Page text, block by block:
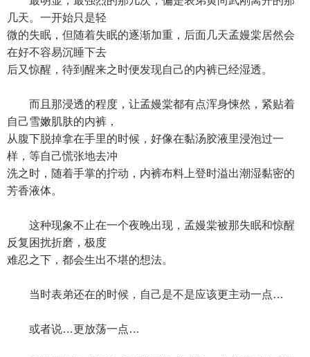
几天。一开始只是轻
微的失眠，但随着失眠的逐渐加重，后面几天孟嫚棠居然会
在好不容易沉睡下去
后又惊醒，待到醒来之时便发现自己的内裤已经湿透。
而且那浸透的程度，让孟嫚棠都有点浑身悚然，紧贴着
自己雪嫩肌肤的内裤，
从腹下脱掉拿在手里的时候，好像在黏汤胶液里浸泡过一
样，等自己慌张地去冲
洗之时，随着手掌的拧动，内裤布料上登时溢出潮湿黏密的
芳香液体。
这种现象不止在一个夜晚出现，孟嫚棠被那失眠和惊醒
反复困扰折磨，极度
难忍之下，都会生出不堪的想法。
当时表弟还在的时候，自己是不是应该更主动一点…
或者说…更放荡一点…